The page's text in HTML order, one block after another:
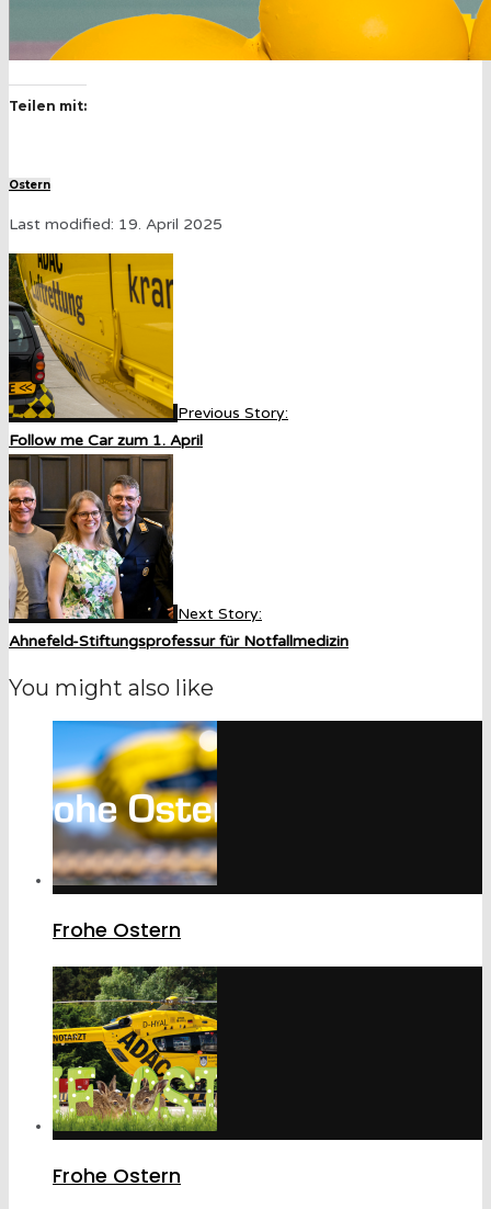
Teilen mit:
Ostern
Last modified: 19. April 2025
Previous Story:
Follow me Car zum 1. April
Next Story:
Ahnefeld-Stiftungsprofessur für Notfallmedizin
You might also like
Frohe Ostern
Frohe Ostern